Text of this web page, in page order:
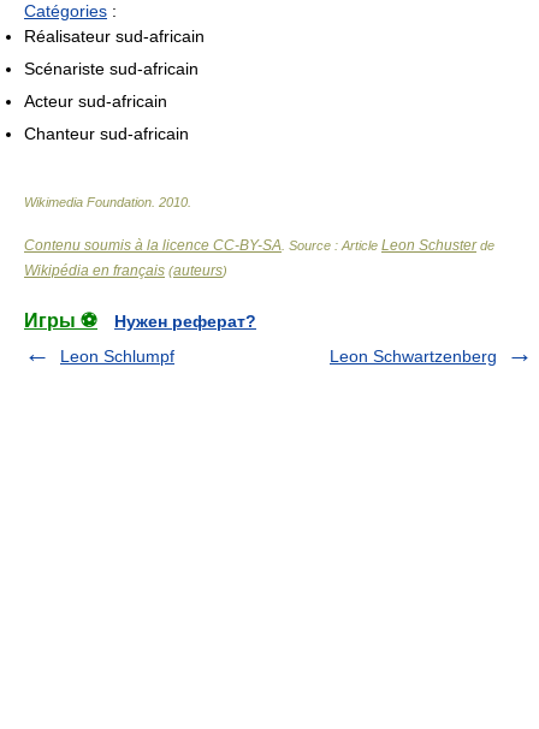
Catégories :
Réalisateur sud-africain
Scénariste sud-africain
Acteur sud-africain
Chanteur sud-africain
Wikimedia Foundation 2010
Contenu soumis à la licence CC-BY-SA . Source : Article Leon Schusterde
Wikipédia en français (auteurs)
Игры ⚽
Нужен реферат?
Leon Schlumpf
Leon Schwartzenberg